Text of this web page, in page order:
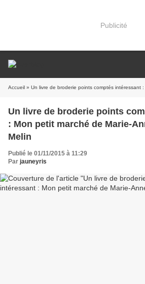
Publicité
Accueil » Un livre de broderie points comptés intéressant : Mon petit
Un livre de broderie points
: Mon petit marché de Marie-
Melin
Publié le 01/11/2015 à 11:29
Par jauneyris